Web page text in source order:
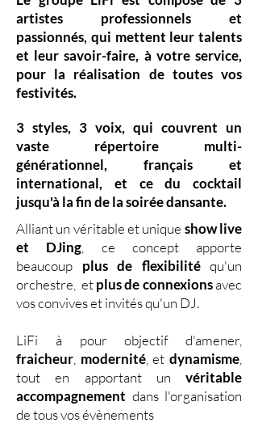
artistes professionnels et
passionnés, qui mettent leur talents
et leursavoir-faire, à votre service,
pour la réalisation de toutes vos
festivités.
3 styles, 3 voix, qui couvrent un
vaste répertoire multi-
générationnel,
français et
international, et ce du cocktail
jusqu'à la fin de la soirée dansante.
Alliant un véritable et unique show live
et DJing
ce concept apporte
beaucoup plus de flexibilitéqu'un
orchestre, etplus de connexionsavec
vos convives et invités qu'un DJ.
LiFi à pour objectif d'amener,
fraicheur modernité, etdynamisme
tout en apportant un véritable
accompagnement dans l'organisation
de tous vos évènements